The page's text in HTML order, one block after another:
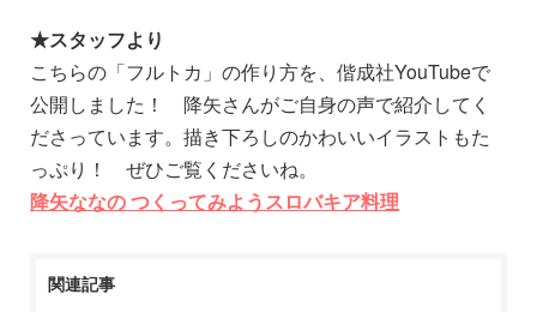
★スタッフより
こちらの「フルトカ」の作り方を、偕成社YouTubeで
公開しました！ 降矢さんがご自身の声で紹介してく
ださっています。描き下ろしのかわいいイラストもた
っぷり！ ぜひご覧くださいね。
降矢ななの つくってみようスロバキア料理
関連記事